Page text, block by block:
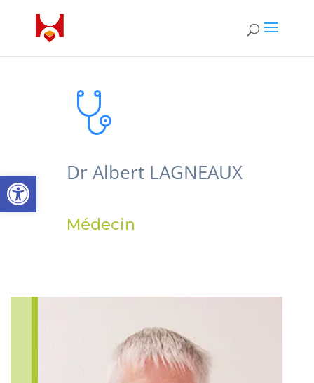
Ouvrir la barre d’outilsDr Albert LAGNEAUX
Médecin